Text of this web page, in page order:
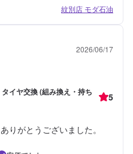
紋別店 モダ石油
2026/06/17
イヤ交換 (組み換え・持ち
5
りがとうございました。